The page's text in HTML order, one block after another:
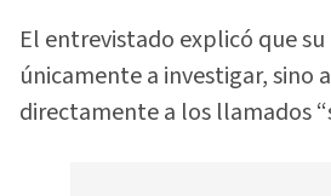
El entrevistado explicó que
únicamente a investigar, sino
directamente a los llamados